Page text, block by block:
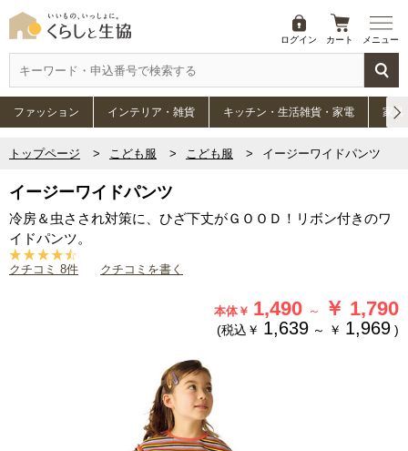
ログイン カート メニュー
ファッション インテリア・雑貨 キッチン・生活雑貨・家電 家具
トップページ こども服 こども服 イージーワイドパンツ
イージーワイドパンツ
冷房＆虫さされ対策に、ひざ下丈がＧＯＯＤ！リボン付きのワ
イドパンツ。
クチコミ 8件 クチコミを書く
本体￥ 1,490 ～ ￥ 1,790
(税込￥ 1,639 ～ ￥ 1,969 )